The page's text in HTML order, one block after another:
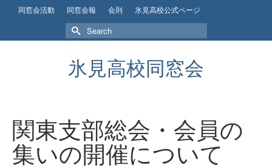
同窓会活動 同窓会報 会則 氷見高校公式ページ
Search
for:
氷見高校同窓会
関東支部総会・会員の
集いの開催について